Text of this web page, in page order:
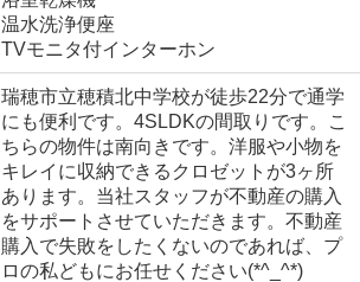
温水洗浄便座
TVモニタ付インターホン
瑞穂市立穂積北中学校が徒歩22分で通学
にも便利です。4SLDKの間取りです。こ
ちらの物件は南向きです。洋服や小物を
キレイに収納できるクロゼットが3ヶ所
あります。当社スタッフが不動産の購入
をサポートさせていただきます。不動産
購入で失敗をしたくないのであれば、プ
ロの私どもにお任せください(*^_^*)